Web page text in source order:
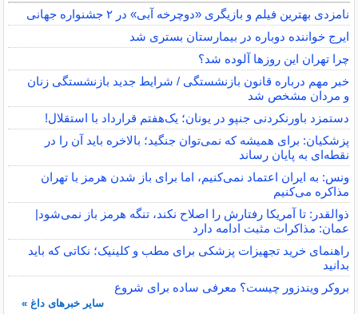
نامزدی بهترین فیلم و بازیگری «دوچرخه آبی» در ۲ جشنواره جهانی
ایرج خواننده دوباره در بیمارستان بستری شد
چرا تهران این روزها آلوده شد؟
خبر مهم درباره قانون بازنشستگی / شرایط جدید بازنشستگی زنان
و مردان مشخص شد
دستمزد باورنکردنی جنپو در یونان؛ یک‌هفتم قرارداد با استقلال!
پزشکیان: برای همیشه که نمی‌توان جنگید؛ بالاخره باید آن را در
نقطه‌ای به پایان رساند
ونس: به ایران اعتماد نمی‌کنیم، اما برای باز شدن هرمز با تهران
مذاکره می‌کنیم
ذوالقدر: تا آمریکا رفتارش را اصلاح نکند، تنگه هرمز باز نمی‌شود|
عمان: مذاکرات مثبت ادامه دارد
راهنمای خرید تجهیزات پزشکی برای مطب و کلینیک؛ نکاتی که باید
بدانید
بروکر ویندزور چیست؟ معرفی ساده برای شروع
سایر خبرهای داغ »